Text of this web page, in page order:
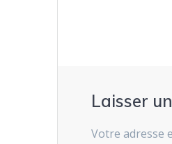
Laisser
Votre adresse